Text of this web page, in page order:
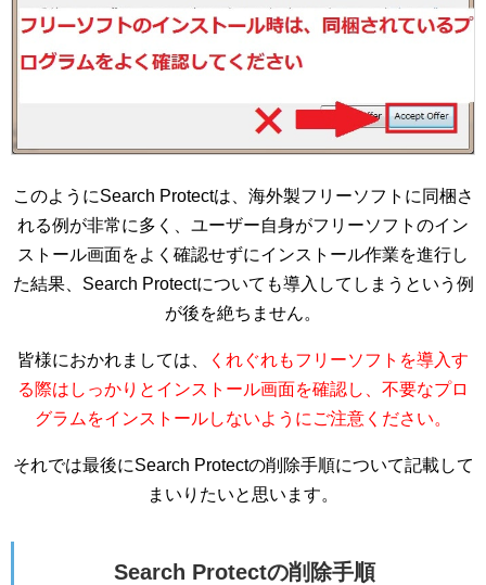
このようにSearch Protectは、海外製フリーソフトに同梱さ
れる例が非常に多く、ユーザー自身がフリーソフトのイン
ストール画面をよく確認せずにインストール作業を進行し
た結果、Search Protectについても導入してしまうという例
が後を絶ちません。
皆様におかれましては、
くれぐれもフリーソフトを導入す
る際はしっかりとインストール画面を確認し、不要なプロ
グラムをインストールしないようにご注意ください。
それでは最後にSearch Protectの削除手順について記載して
まいりたいと思います。
Search Protectの削除手順